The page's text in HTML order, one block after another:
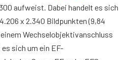
aufweist. Dabei handelt es sich
x 2.340 Bildpunkten (9,84
Wechselobjektivanschluss
sich um ein EF-